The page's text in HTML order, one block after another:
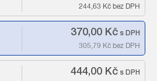
244,63 Kčbez DPH
370,00 Kčs DPH
305,79 Kčbez DPH
444,00 Kčs DPH